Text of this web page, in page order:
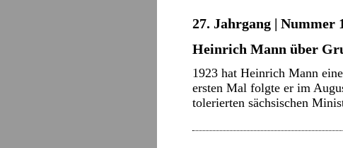
27. Jahrgang | Nummer
Heinrich Mann über
1923 hat Heinrich Mann
ersten Mal folgte er im
tolerierten sächsischen